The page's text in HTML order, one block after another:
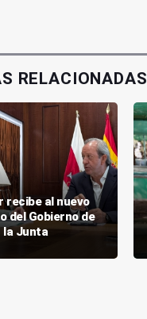
RELACIONADAS
recibe al nuevo
del Gobierno de
la Junta